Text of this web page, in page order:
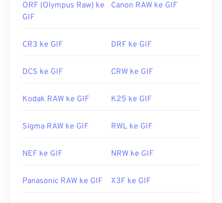
ORF (Olympus Raw) ke
GIF
Canon RAW ke GIF
CR3 ke GIF DRF ke GIF
DCS ke GIF CRW ke GIF
Kodak RAW ke GIF K25 ke GIF
Sigma RAW ke GIF RWL ke GIF
NEF ke GIF NRW ke GIF
Panasonic RAW ke GIF X3F ke GIF